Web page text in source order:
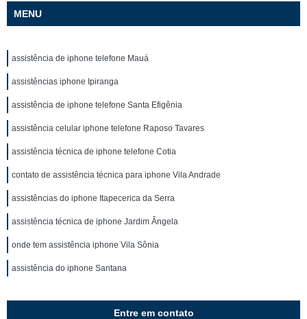
MENU
assistência de iphone telefone Mauá
assistências iphone Ipiranga
assistência de iphone telefone Santa Efigênia
assistência celular iphone telefone Raposo Tavares
assistência técnica de iphone telefone Cotia
contato de assistência técnica para iphone Vila Andrade
assistências do iphone Itapecerica da Serra
assistência técnica de iphone Jardim Ângela
onde tem assistência iphone Vila Sônia
assistência do iphone Santana
Entre em contato